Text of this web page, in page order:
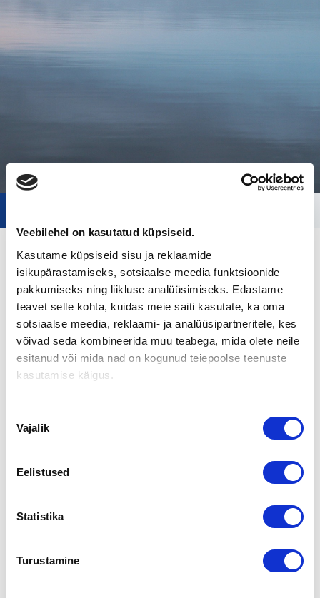
Veebilehel on kasutatud küpsiseid.
Kasutame küpsiseid sisu ja reklaamide
isikupärastamiseks, sotsiaalse meedia funktsioonide
pakkumiseks ning liikluse analüüsimiseks. Edastame
teavet selle kohta, kuidas meie saiti kasutate, ka oma
sotsiaalse meedia, reklaami- ja analüüsipartneritele, kes
võivad seda kombineerida muu teabega, mida olete neile
esitanud või mida nad on kogunud teiepoolse teenuste
kasutamise käigus.
valik
Vajalik
Eelistused
Statistika
Turustamine
ASIAMIES
DEALPARTNERS OY
Tiedot yrityksestä
Kontakt
Juha Hotti
juha.hotti@yrityskaupat.net
Jaga lehte: